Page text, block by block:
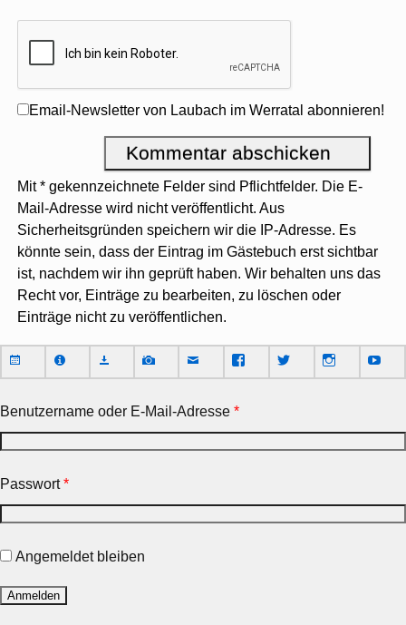
Email-Newsletter von Laubach im Werratal abonnieren!
Mit * gekennzeichnete Felder sind Pflichtfelder. Die E-
Mail-Adresse wird nicht veröffentlicht. Aus
Sicherheitsgründen speichern wir die IP-Adresse. Es
könnte sein, dass der Eintrag im Gästebuch erst sichtbar
ist, nachdem wir ihn geprüft haben. Wir behalten uns das
Recht vor, Einträge zu bearbeiten, zu löschen oder
Einträge nicht zu veröffentlichen.
Benutzername oder E-Mail-Adresse *
Passwort*
Angemeldet bleiben